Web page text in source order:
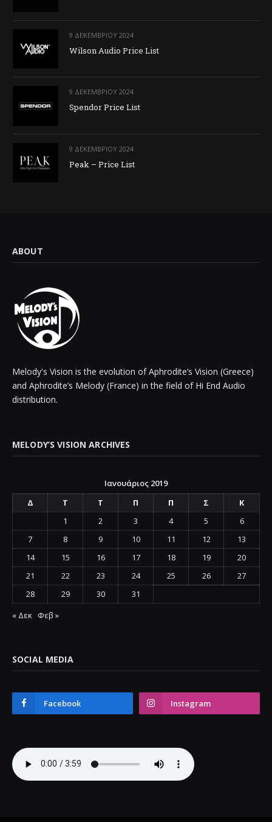
9 ΔΕΚΕΜΒΡΊΟΥ 2024
Wilson Audio Price List
9 ΔΕΚΕΜΒΡΊΟΥ 2024
Spendor Price List
9 ΔΕΚΕΜΒΡΊΟΥ 2024
Peak – Price List
ABOUT
Melody's Vision is the evolution of Aphrodite’s Vision (Greece)
and Aphrodite’s Melody (France) in the field of Hi End Audio
distribution.
MELODY’S VISION ARCHIVES
Ιανουάριος 2019
Δ
Τ Τ Π Π Σ
Κ
1
2 3 4 5
6
7
8 9 10 11 12
13
14
15 16 17 18 19
20
21
22 23 24 25 26
27
28
29 30
31
« Δεκ Φεβ »
SOCIAL MEDIA
Facebook Instagram